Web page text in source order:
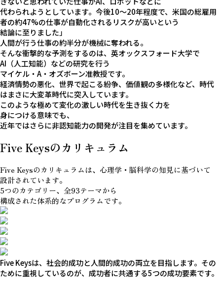
代わられようとしています。 今後10～20年程度で、米国の総雇用
者の約47%の仕事が自動化される リスクが高いという
結論に至りました」
人間が行う仕事の約半分が機械に奪われる。
そんな衝撃的な予測をするのは、 英オックスフォード大学で
AI（人工知能）などの研究を行う
マイケル・A・オズボーン准教授です。
経済情勢の悪化、世界で起こる紛争、価値観の多様化など、時代
はまさに大変革時代に突入しています。
このような極めて変化の激しい時代を生き抜く力を
身につける意味でも、
近年ではさらに非認知能力の開発が注目を集めています。
Five Keysのカリキュラム
Five Keysのカリキュラムは、 心理学・脳科学の知見に基づいて
設計されています。
5つのカテゴリー、全93テーマから
構成された体系的なプログラムです。
Five Keysは、社会的成功と人間的成功の両立を目指します。 その
ために重視しているのが、成功者に共通する5つの成功要素です。